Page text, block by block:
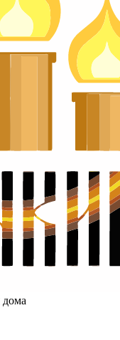
дома